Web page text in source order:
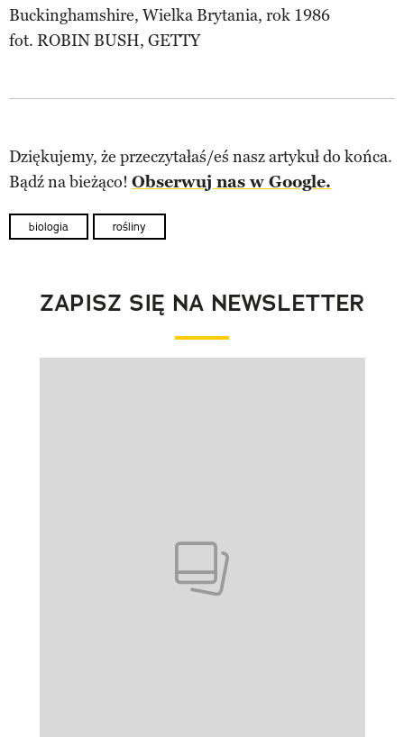
Buckinghamshire, Wielka Brytania, rok 1986
fot. ROBIN BUSH, GETTY
Dziękujemy, że przeczytałaś/eś nasz artykuł do końca.
Bądź na bieżąco! Obserwuj nas w Google.
biologia rośliny
ZAPISZ SIĘ NA NEWSLETTER